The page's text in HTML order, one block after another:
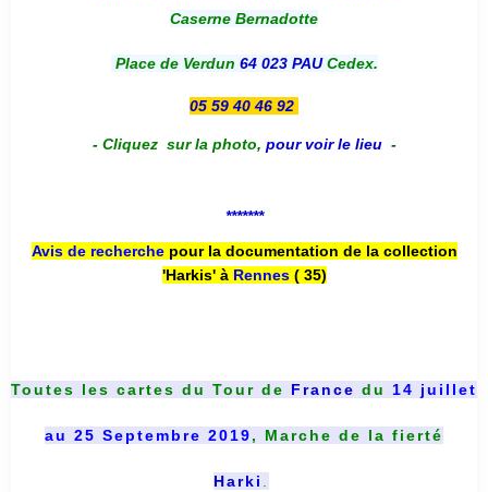
Caserne Bernadotte
Place de Verdun 64 023 PAUCedex.
05 59 40 46 92
- Cliquez sur la photo, pour voir le lieu -
*******
Avis de recherche pour la documentation de la collection
'Harkis' à Rennes( 35)
Toutes les cartes du Tour de France du 14 juillet
au 25 Septembre 2019, Marche de la fierté
Harki